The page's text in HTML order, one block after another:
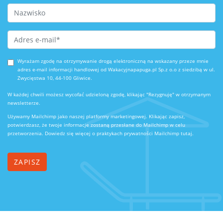
Last Name
Email Address *
Wyrażam zgodę na otrzymywanie drogą elektroniczną na wskazany przeze mnie
adres e-mail informacji handlowej od Wakacyjnapapuga.pl Sp.z o.o z siedzibą w ul.
Zwycięstwa 10, 44-100 Gliwice.
W każdej chwili możesz wycofać udzieloną zgodę, klikając "Rezygnuję" w otrzymanym
newsletterze.
Używamy Mailchimp jako naszej platformy marketingowej. Klikając zapisz,
potwierdzasz, że twoje informacje zostaną przesłane do Mailchimp w celu
przetworzenia. Dowiedz się więcej o praktykach prywatności Mailchimp tutaj.